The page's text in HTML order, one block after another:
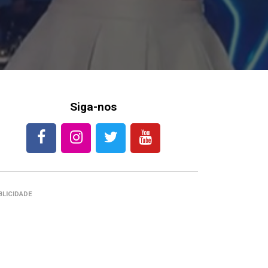
Siga-nos